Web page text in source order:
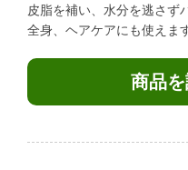
皮脂を補い、水分を逃さず
全身、ヘアケアにも使えま
商品